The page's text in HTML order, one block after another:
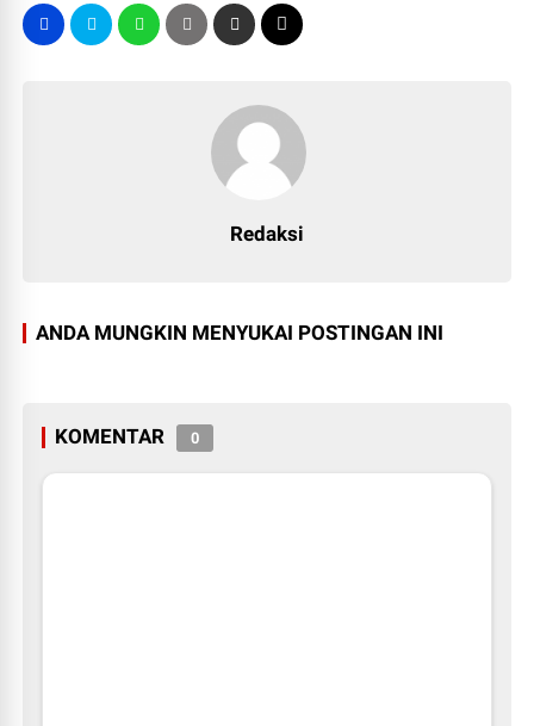
Redaksi
ANDA MUNGKIN MENYUKAI POSTINGAN INI
KOMENTAR 0